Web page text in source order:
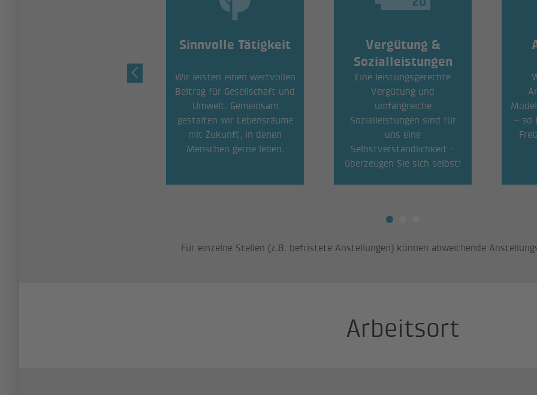
Sinnvolle Tätigkeit
Wir leisten einen wertvollen
Beitrag für Gesellschaft und
Umwelt. Gemeinsam
gestalten wir Lebensräume
mit Zukunft, in denen
Menschen gerne leben.
Vergütung &
Sozialleistungen
Eine leistungsgerechte
Vergütung und
umfangreiche
Sozialleistungen sind für
uns eine
Selbstverständlichkeit –
überzeugen Sie sich selbst!
– so
Für einzelne Stellen (z.B. befristete Anstellungen) können abweichende
Arbeitsort